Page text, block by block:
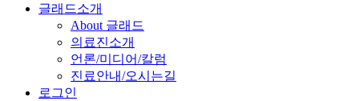
글래드소개
About 글래드
의료진소개
언론/미디어/칼럼
진료안내/오시는길
로그인